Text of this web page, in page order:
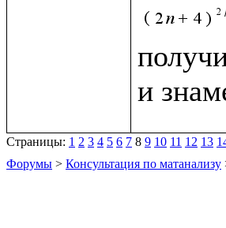
и
Страницы: 1 2 3 4 5 6 7 8 9 10 11 12 13
Форумы > Консультация по матанализу